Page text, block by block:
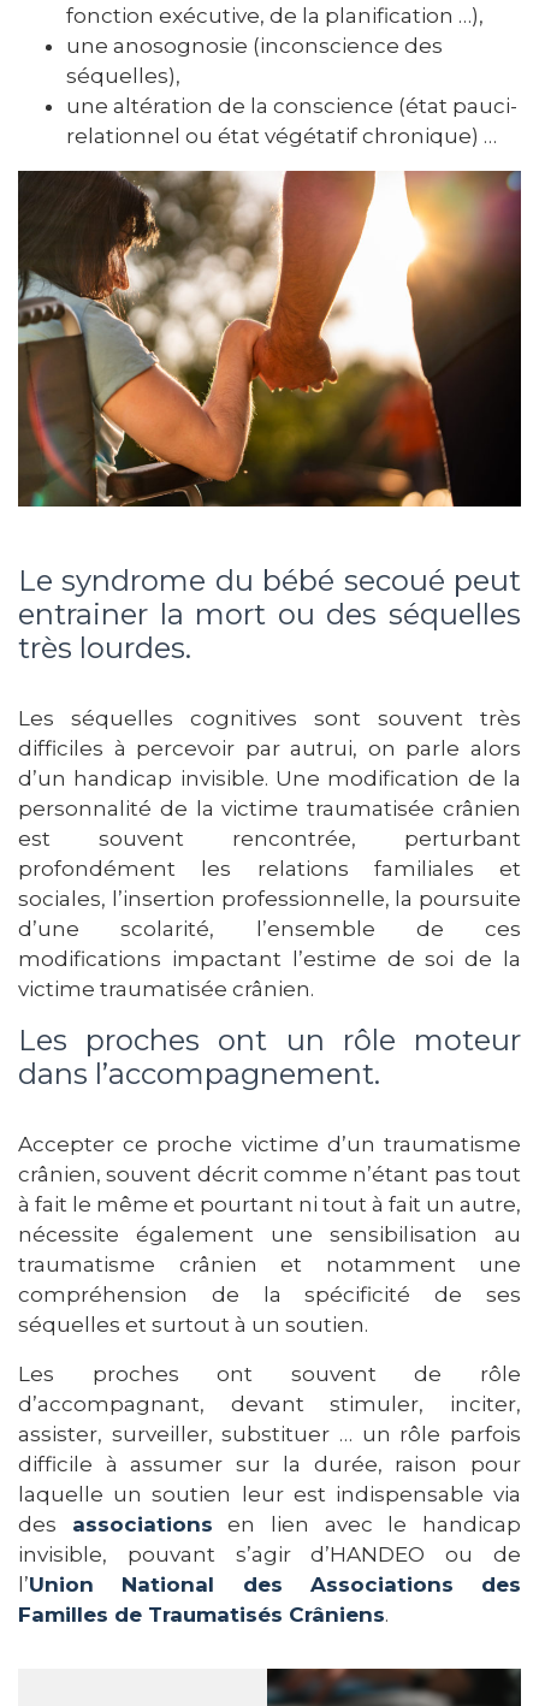
fonction exécutive, de la planification …),
une anosognosie (inconscience des
séquelles),
une altération de la conscience (état pauci-
relationnel ou état végétatif chronique) …
Le syndrome du bébé secoué peut
entrainer la mort ou des séquelles
très lourdes.
Les séquelles cognitives sont souvent très
difficiles à percevoir par autrui, on parle alors
d’un handicap invisible. Une modification de la
personnalité de la victime traumatisée crânien
est souvent rencontrée, perturbant
profondément les relations familiales et
sociales, l’insertion professionnelle, la poursuite
d’une scolarité, l’ensemble de ces
modifications impactant l’estime de soi de la
victime traumatisée crânien.
Les proches ont un rôle moteur
dans l’accompagnement.
Accepter ce proche victime d’un traumatisme
crânien, souvent décrit comme n’étant pas tout
à fait le même et pourtant ni tout à fait un autre,
nécessite également une sensibilisation au
traumatisme crânien et notamment une
compréhension de la spécificité de ses
séquelles et surtout à un soutien.
Les proches ont souvent de rôle
d’accompagnant, devant stimuler, inciter,
assister, surveiller, substituer … un rôle parfois
difficile à assumer sur la durée, raison pour
laquelle un soutien leur est indispensable via
des associations en lien avec le handicap
invisible, pouvant s’agir d’HANDEO ou de
l’Union National des Associations des
Familles de Traumatisés Crâniens.